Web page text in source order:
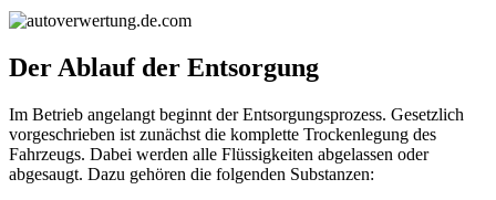
Der Ablauf der Entsorgung
Im Betrieb angelangt beginnt der Entsorgungsprozess. Gesetzlich
vorgeschrieben ist zunächst die komplette Trockenlegung des
Fahrzeugs. Dabei werden alle Flüssigkeiten abgelassen oder
abgesaugt. Dazu gehören die folgenden Substanzen: